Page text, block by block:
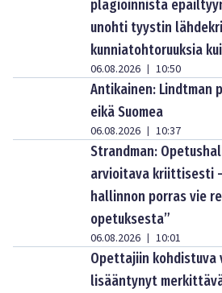
plagioinnista
unohti tyystin
kunniatohtoruuksia
06.08.2026 | 10:50
Antikainen: Lindtman
eikä Suomea
06.08.2026 | 10:37
Strandman:
arvioitava kriittisesti
hallinnon porras vie
opetuksesta”
06.08.2026 | 10:01
Opettajiin kohdistuva
lisääntynyt